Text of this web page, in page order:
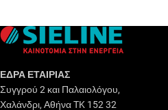
ΕΔΡΑ ΕΤΑΙΡΙΑΣ
Συγγρού 2 και Παλαιολόγου,
Χαλάνδρι, Αθήνα TK 152 32